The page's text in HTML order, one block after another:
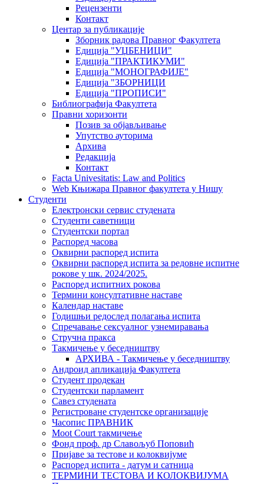
Рецензенти
Контакт
Центар за публикације
Зборник радова Правног Факултета
Едиција "УЏБЕНИЦИ"
Едиција "ПРАКТИКУМИ"
Едиција "МОНОГРАФИЈЕ"
Едиција "ЗБОРНИЦИ
Едиција "ПРОПИСИ"
Библиографија Факултета
Правни хоризонти
Позив за објављивање
Упутство ауторима
Архива
Редакција
Контакт
Facta Univesitatis: Law and Politics
Web Књижара Правног факултета у Нишу
Студенти
Електронски сервис студената
Студенти саветници
Студентски портал
Распоред часова
Оквирни распоред испита
Оквирни распоред испита за редовне испитне
рокове у шк. 2024/2025.
Распоред испитних рокова
Термини консултативне наставе
Календар наставе
Годишњи редослед полагања испита
Спречавање сексуалног узнемиравања
Стручна пракса
Такмичење у беседништву
АРХИВА - Такмичење у беседништву
Андроид апликација Факултета
Студент продекан
Студентски парламент
Савез студената
Регистроване студентске организације
Часопис ПРАВНИК
Moot Court такмичење
Фонд проф. др Славољуб Поповић
Пријаве за тестове и колоквијуме
Распоред испита - датум и сатница
ТЕРМИНИ ТЕСТОВА И КОЛОКВИЈУМА